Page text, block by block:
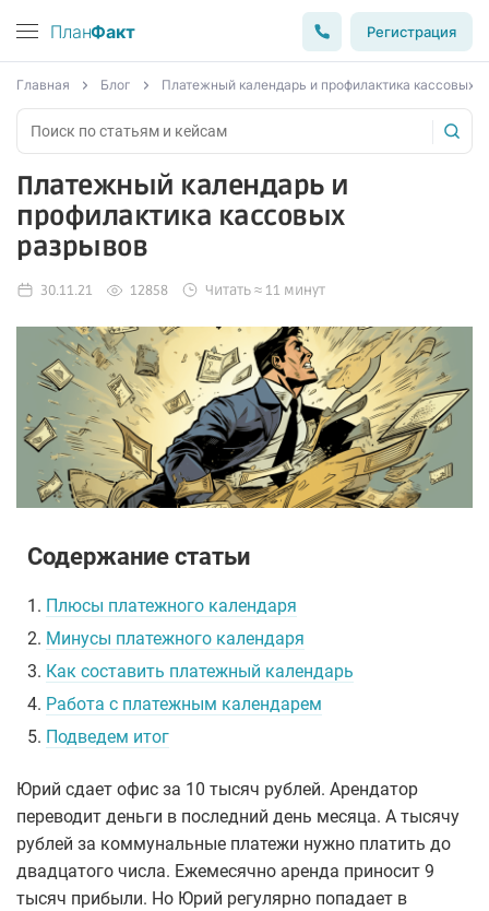
ПланФакт Регистрация
Главная Блог Платежный календарь и профилактика кассовых
Платежный календарь и
профилактика кассовых
разрывов
30.11.21 12858 Читать ≈ 11 минут
Содержание статьи
1. Плюсы платежного календаря
2. Минусы платежного календаря
3. Как составить платежный календарь
4. Работа с платежным календарем
5. Подведем итог
Юрий сдает офис за 10 тысяч рублей. Арендатор
переводит деньги в последний день месяца. А тысячу
рублей за коммунальные платежи нужно платить до
двадцатого числа. Ежемесячно аренда приносит 9
тысяч прибыли. Но Юрий регулярно попадает в